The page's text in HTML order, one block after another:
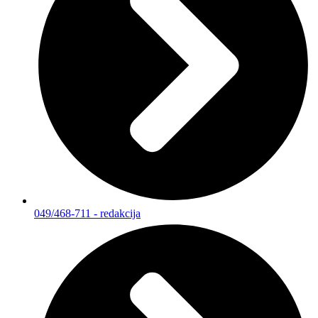
049/468-711 - redakcija